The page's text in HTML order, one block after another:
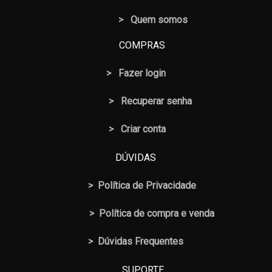
> Quem somos
COMPRAS
> Fazer login
> Recuperar senha
> Criar conta
DÚVIDAS
> Política de Privacidade
> Política de compra e venda
> Dúvidas Frequentes